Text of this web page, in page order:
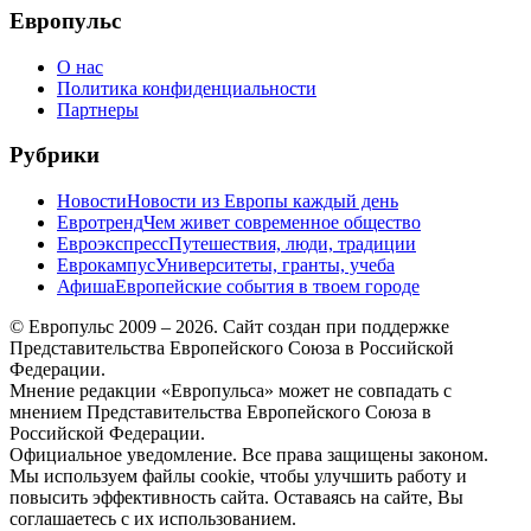
Европульс
О нас
Политика конфиденциальности
Партнеры
Рубрики
НовостиНовости из Европы каждый день
ЕвротрендЧем живет современное общество
ЕвроэкспрессПутешествия, люди, традиции
ЕврокампусУниверситеты, гранты, учеба
АфишаЕвропейские события в твоем городе
© Европульс 2009 – 2026. Сайт создан при поддержке
Представительства Европейского Союза в Российской
Федерации.
Мнение редакции «Европульса» может не совпадать с
мнением Представительства Европейского Союза в
Российской Федерации.
Официальное уведомление. Все права защищены законом.
Мы используем файлы cookie, чтобы улучшить работу и
повысить эффективность сайта. Оставаясь на сайте, Вы
соглашаетесь с их использованием.